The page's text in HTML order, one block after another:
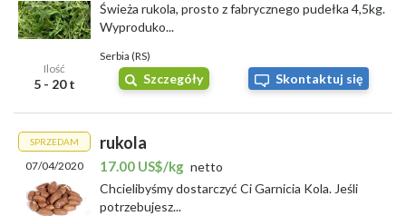
Ilość
5 - 20 t
Świeża rukola, prosto z fabrycznego pudełka 4,5kg.
Wyproduko...
Serbia (RS)
Szczegóły Skontaktuj się
SPRZEDAM
07/04/2020
rukola
17.00 US$/kg netto
Chcielibyśmy dostarczyć Ci Garnicia Kola. Jeśli
potrzebujesz...